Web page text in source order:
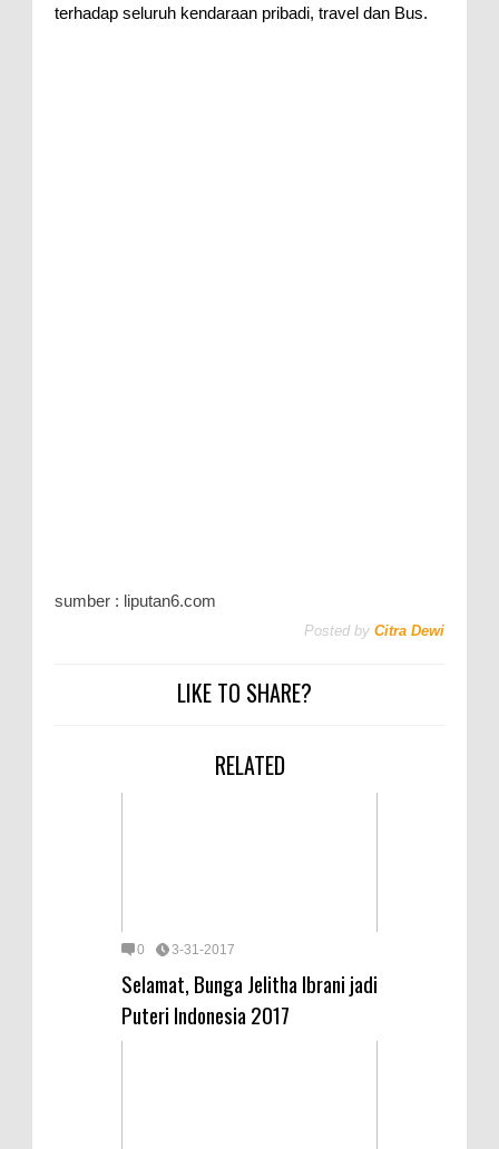
terhadap seluruh kendaraan pribadi, travel dan Bus.
sumber : liputan6.com
Posted by Citra Dewi
LIKE TO SHARE?
RELATED
0 3-31-2017
Selamat, Bunga Jelitha Ibrani jadi
Puteri Indonesia 2017